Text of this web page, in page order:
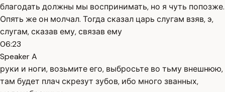
благодать должны мы воспринимать, но я чуть попозже.
Опять же он молчал. Тогда сказал царь слугам взяв, э,
слугам, сказав ему, связав ему
06:23
Speaker A
руки и ноги, возьмите его, выбросьте во тьму внешнюю,
там будет плач скрезут зубов, ибо много званных,